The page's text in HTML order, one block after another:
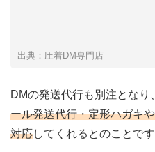
出典：圧着DM専門店
DMの発送代行も別注となり、
ール発送代行・定形ハガキ
対応してくれるとのことです